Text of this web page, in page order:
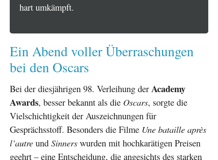
hart umkämpft.
Ein Abend voller Überraschungen
bei den Oscars
Bei der diesjährigen 98. Verleihung der Academy
Awards, besser bekannt als die Oscars, sorgte die
Vielschichtigkeit der Auszeichnungen für
Gesprächsstoff. Besonders die Filme Une bataille après
l’autre und Sinners wurden mit hochkarätigen Preisen
geehrt – eine Entscheidung, die angesichts des starken